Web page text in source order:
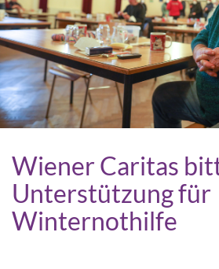
Wiener Caritas
Unterstützung für
Winternothilfe